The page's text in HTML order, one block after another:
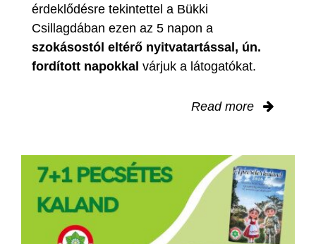
érdeklődésre tekintettel a Bükki
Csillagdában ezen az 5 napon a
szokásostól eltérő nyitvatartással, ún.
fordított napokkal várjuk a látogatókat.
Read more